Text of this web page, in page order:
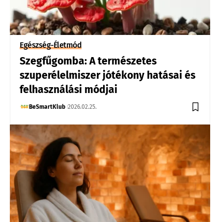
Egészség-Életmód
Szegfűgomba: A természetes
szuperélelmiszer jótékony hatásai és
felhasználási módjai
BeSmartKlub 2026.02.25.